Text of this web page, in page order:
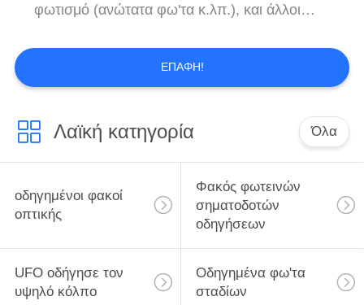
φωτισμό (ανώτατα φω'τα κ.λπ.), και άλλοι
φωτισμός. Με περισσότερο από την εμπειρία
10 ετών στο φωτισμό των οδηγήσεων,
είμαστε επίσης σε θέση τα προσαρμοσμένα
ΕΠΑΦΉ!
Λαϊκή κατηγορία Όλα
οδηγημένοι φακοί
οπτικής
Φακός φωτεινών
σηματοδοτών
οδηγήσεων
UFO οδήγησε τον
υψηλό κόλπο
Οδηγημένα φω'τα
σταδίων